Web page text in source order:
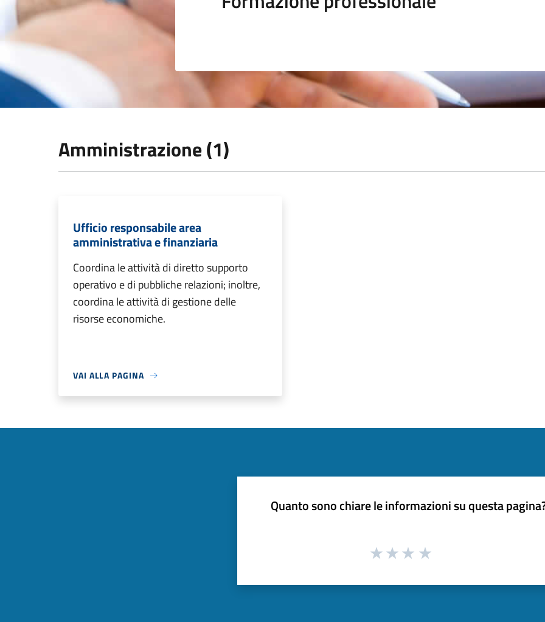
Amministrazione (1)
Ufficio responsabile area
amministrativa e finanziaria
Coordina le attività di diretto supporto
operativo e di pubbliche relazioni; inoltre,
coordina le attività di gestione delle
risorse economiche.
VAI ALLA PAGINA
Quanto sono chiare le informazioni su questa